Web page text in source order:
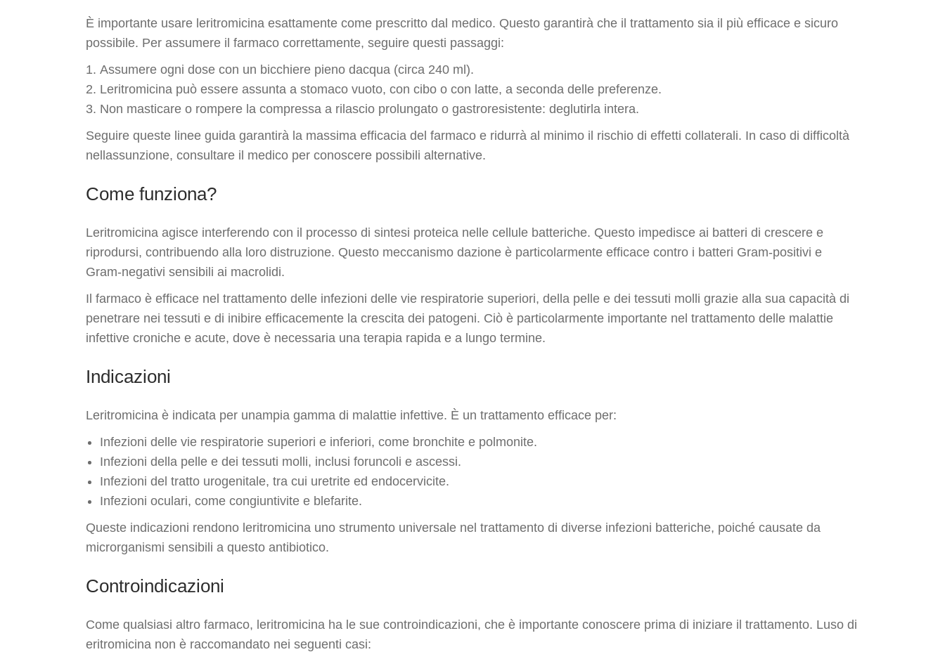
È importante usare leritromicina esattamente come prescritto dal medico. Questo garantirà che il trattamento sia il più efficace e sicuro
possibile. Per assumere il farmaco correttamente, seguire questi passaggi:
Assumere ogni dose con un bicchiere pieno dacqua (circa 240 ml).
Leritromicina può essere assunta a stomaco vuoto, con cibo o con latte, a seconda delle preferenze.
Non masticare o rompere la compressa a rilascio prolungato o gastroresistente: deglutirla intera.
Seguire queste linee guida garantirà la massima efficacia del farmaco e ridurrà al minimo il rischio di effetti collaterali. In caso di difficoltà
nellassunzione, consultare il medico per conoscere possibili alternative.
Come funziona?
Leritromicina agisce interferendo con il processo di sintesi proteica nelle cellule batteriche. Questo impedisce ai batteri di crescere e
riprodursi, contribuendo alla loro distruzione. Questo meccanismo dazione è particolarmente efficace contro i batteri Gram-positivi e
Gram-negativi sensibili ai macrolidi.
Il farmaco è efficace nel trattamento delle infezioni delle vie respiratorie superiori, della pelle e dei tessuti molli grazie alla sua capacità di
penetrare nei tessuti e di inibire efficacemente la crescita dei patogeni. Ciò è particolarmente importante nel trattamento delle malattie
infettive croniche e acute, dove è necessaria una terapia rapida e a lungo termine.
Indicazioni
Leritromicina è indicata per unampia gamma di malattie infettive. È un trattamento efficace per:
Infezioni delle vie respiratorie superiori e inferiori, come bronchite e polmonite.
Infezioni della pelle e dei tessuti molli, inclusi foruncoli e ascessi.
Infezioni del tratto urogenitale, tra cui uretrite ed endocervicite.
Infezioni oculari, come congiuntivite e blefarite.
Queste indicazioni rendono leritromicina uno strumento universale nel trattamento di diverse infezioni batteriche, poiché causate da
microrganismi sensibili a questo antibiotico.
Controindicazioni
Come qualsiasi altro farmaco, leritromicina ha le sue controindicazioni, che è importante conoscere prima di iniziare il trattamento. Luso di
eritromicina non è raccomandato nei seguenti casi: